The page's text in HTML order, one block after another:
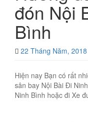
đón Nội
Bình
22 Tháng Năm, 2018
Hiện nay Bạn có rất
sân bay Nội Bài Đi
Ninh Bình hoặc đi Xe